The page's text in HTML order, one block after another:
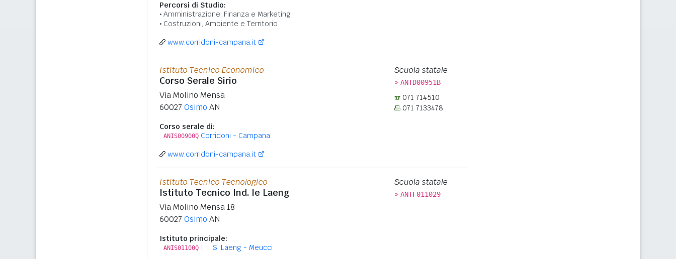
Percorsi di Studio:
Amministrazione, Finanza e Marketing
Costruzioni, Ambiente e Territorio
www.corridoni-campana.it
Istituto Tecnico Economico
Corso Serale Sirio
Via Molino Mensa
60027Osimo AN
Corso serale di:
ANIS00900Q Corridoni - Campana
Scuola statale
» ANTD00951B
071 714510
071 7133478
www.corridoni-campana.it
Istituto Tecnico Tecnologico
Istituto Tecnico Ind. le Laeng
Via Molino Mensa 18
60027Osimo AN
Istituto principale:
ANIS01100Q I. I. S. Laeng - Meucci
Scuola statale
» ANTF011029